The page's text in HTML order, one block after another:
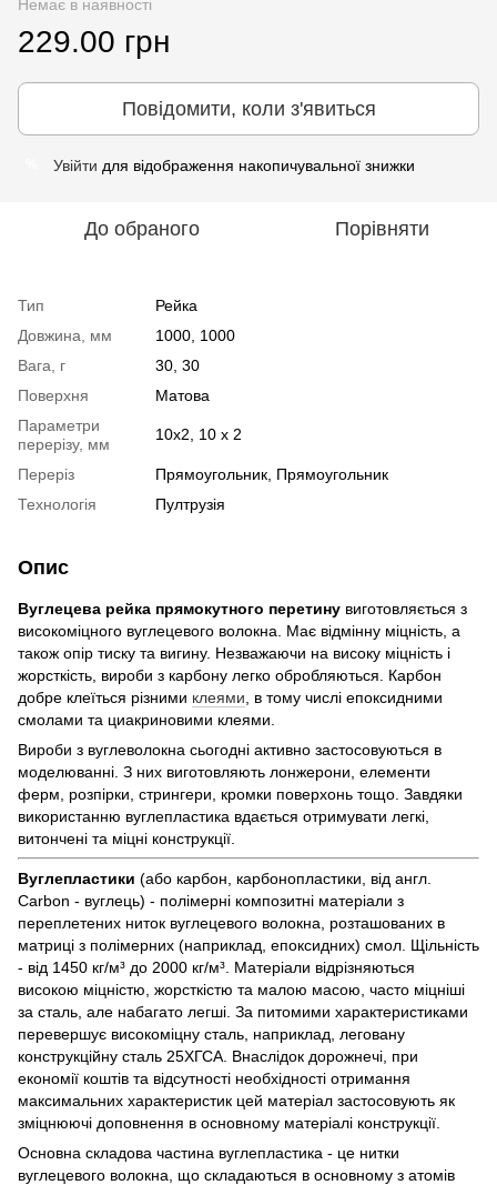
Немає в наявності
229.00 грн
Повідомити, коли з'явиться
Увійти для відображення накопичувальної знижки
До обраного Порівняти
Тип
Рейка
Довжина, мм
1000, 1000
Вага, г
30, 30
Поверхня
Матова
Параметри
перерізу, мм
10x2, 10 x 2
Переріз
Прямоугольник, Прямоугольник
Технологія
Пултрузія
Опис
Вуглецева рейка прямокутного перетину виготовляється з
високоміцного вуглецевого волокна. Має відмінну міцність, а
також опір тиску та вигину. Незважаючи на високу міцність і
жорсткість, вироби з карбону легко обробляються. Карбон
добре клеїться різними клеями , в тому числі епоксидними
смолами та циакриновими клеями.
Вироби з вуглеволокна сьогодні активно застосовуються в
моделюванні. З них виготовляють лонжерони, елементи
ферм, розпірки, стрингери, кромки поверхонь тощо. Завдяки
використанню вуглепластика вдається отримувати легкі,
витончені та міцні конструкції.
Вуглепластики (або карбон, карбонопластики, від англ.
Carbon - вуглець) - полімерні композитні матеріали з
переплетених ниток вуглецевого волокна, розташованих в
матриці з полімерних (наприклад, епоксидних) смол. Щільність
- від 1450 кг/м³ до 2000 кг/м³. Матеріали відрізняються
високою міцністю, жорсткістю та малою масою, часто міцніші
за сталь, але набагато легші. За питомими характеристиками
перевершує високоміцну сталь, наприклад, леговану
конструкційну сталь 25ХГСА. Внаслідок дорожнечі, при
економії коштів та відсутності необхідності отримання
максимальних характеристик цей матеріал застосовують як
зміцнюючі доповнення в основному матеріалі конструкції.
Основна складова частина вуглепластика - це нитки
вуглецевого волокна, що складаються в основному з атомів